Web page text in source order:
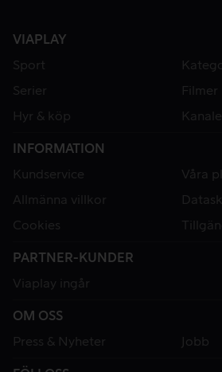
VIAPLAY
Sport
Serier
Filmer
Hyr & köp
INFORMATION
Kundservice
Våra
Allmänna villkor
Cookies
PARTNER-KUNDER
Viaplay ingår
OM OSS
Press & Nyheter
Jobb